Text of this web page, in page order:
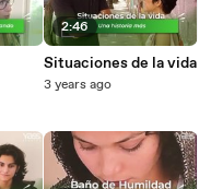
2:46
Situaciones de la vida
3 years ago